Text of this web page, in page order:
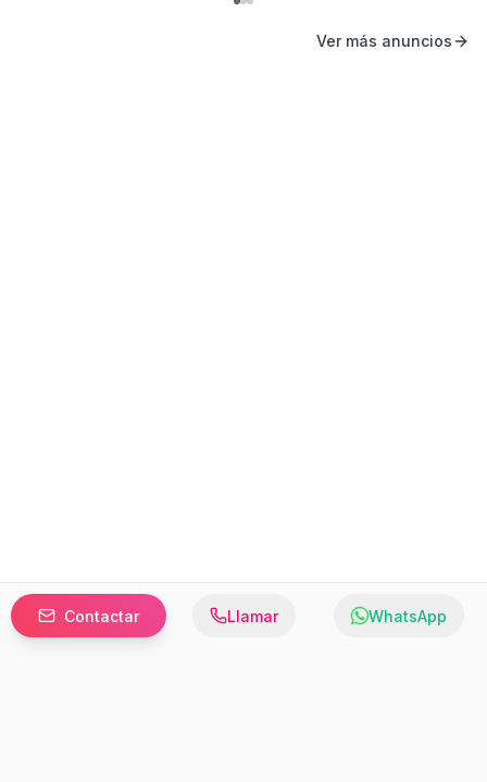
Contactar Llamar WhatsApp
Ver más anuncios